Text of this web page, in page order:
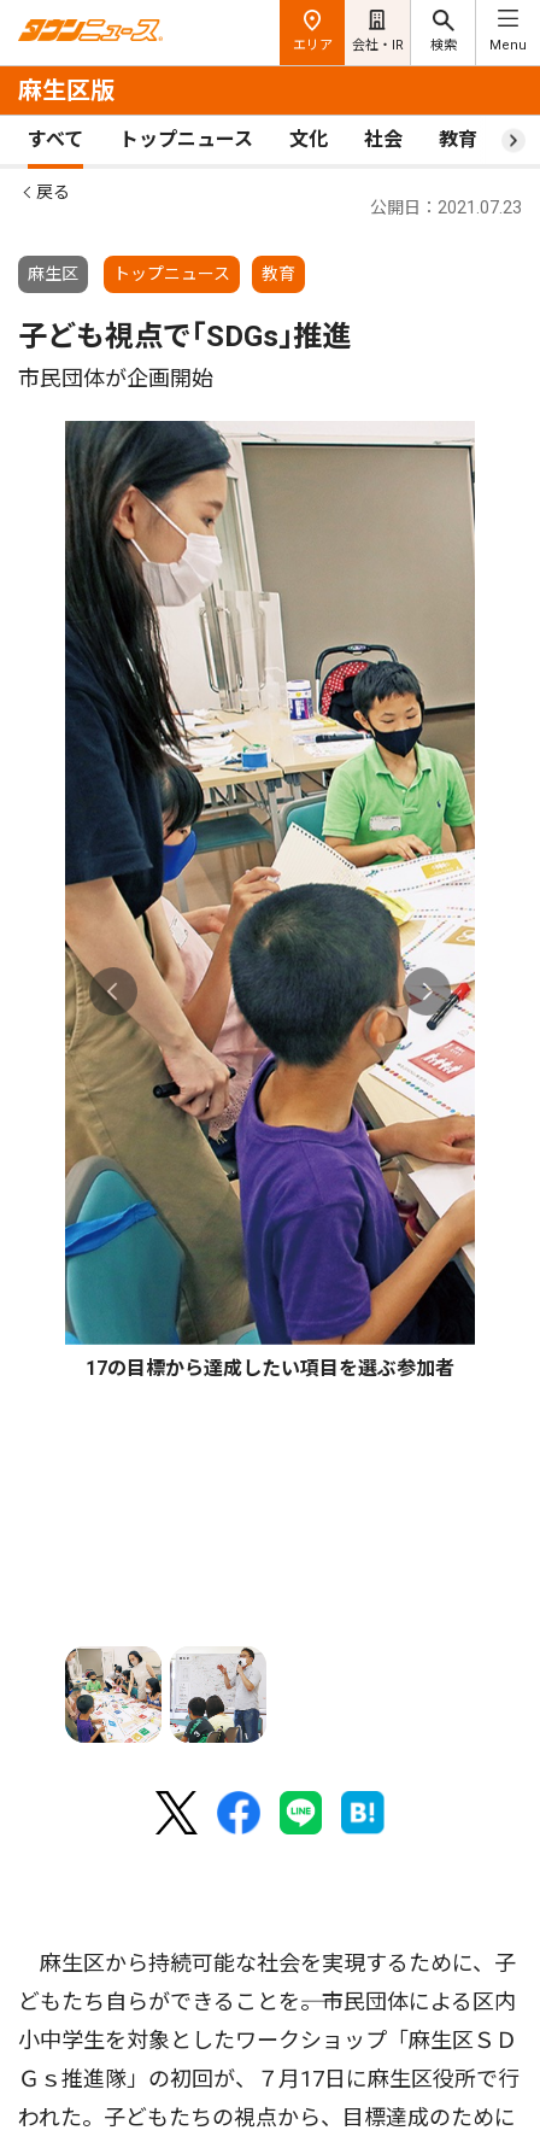
エリア 会社・IR 検索 Menu
麻生区版
すべて トップニュース 文化 社会 教育 ス
戻る
麻生区 トップニュース 教育
公開日：2021.07.23
子ども視点で｢SDGs｣推進
市民団体が企画開始
17の目標から達成したい項目を選ぶ参加者
麻生区から持続可能な社会を実現するために、子
どもたち自らができることを――。市民団体による区内
小中学生を対象としたワークショップ「麻生区ＳＤ
Ｇｓ推進隊」の初回が、７月17日に麻生区役所で行
われた。子どもたちの視点から、目標達成のために